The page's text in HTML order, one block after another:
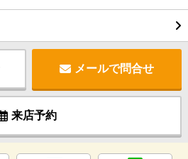
メールで問合せ
来店予約